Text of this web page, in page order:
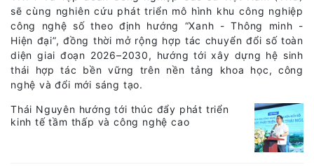
sẽ cùng nghiên cứu phát triển mô hình khu công nghiệp
công nghệ số theo định hướng “Xanh - Thông minh -
Hiện đại”, đồng thời mở rộng hợp tác chuyển đổi số toàn
diện giai đoạn 2026–2030, hướng tới xây dựng hệ sinh
thái hợp tác bền vững trên nền tảng khoa học, công
nghệ và đổi mới sáng tạo.
Thái Nguyên hướng tới thúc đẩy phát triển
kinh tế tầm thấp và công nghệ cao